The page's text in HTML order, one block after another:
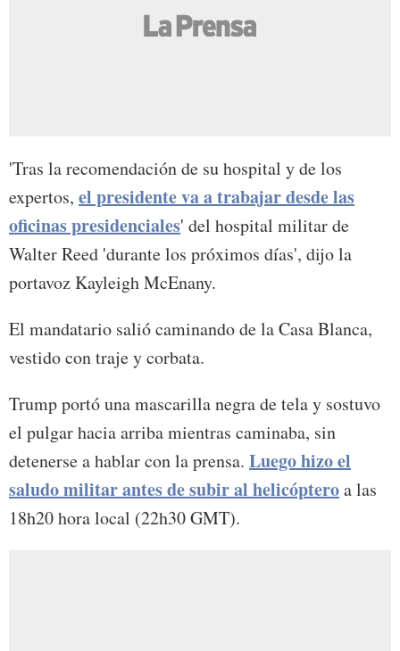
'Tras la recomendación de su hospital y de los
expertos, el presidente va a trabajar desde las
oficinas presidenciales' del hospital militar de
Walter Reed 'durante los próximos días', dijo la
portavoz Kayleigh McEnany.
El mandatario salió caminando de la Casa Blanca,
vestido con traje y corbata.
Trump portó una mascarilla negra de tela y sostuvo
el pulgar hacia arriba mientras caminaba, sin
detenerse a hablar con la prensa. Luego hizo el
saludo militar antes de subir al helicópteroa las
18h20 hora local (22h30 GMT).